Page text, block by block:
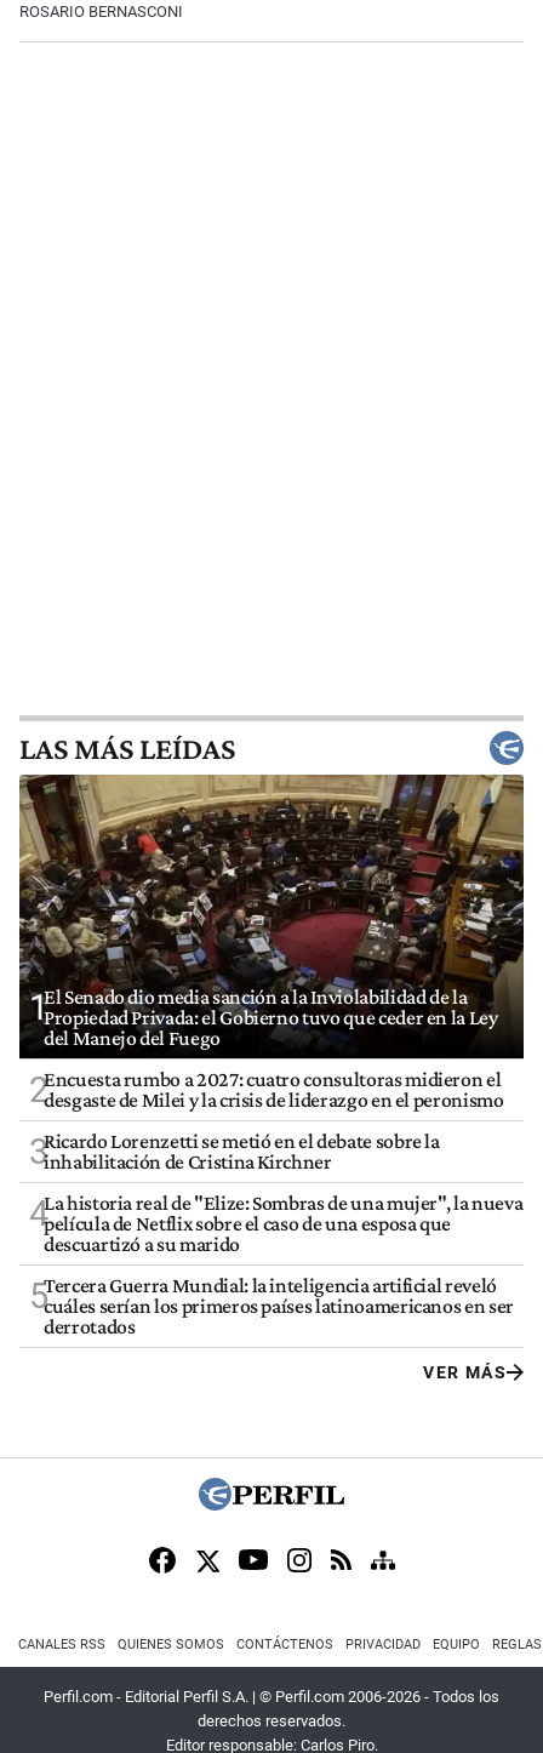
ROSARIO BERNASCONI
LAS MÁS LEÍDAS
1El Senado dio media sanción a la Inviolabilidad de la
Propiedad Privada: el Gobierno tuvo que ceder en la Ley
del Manejo del Fuego
2Encuesta rumbo a 2027: cuatro consultoras midieron el
desgaste de Milei y la crisis de liderazgo en el peronismo
3Ricardo Lorenzetti se metió en el debate sobre la
inhabilitación de Cristina Kirchner
4La historia real de "Elize: Sombras de una mujer", la nueva
película de Netflix sobre el caso de una esposa que
descuartizó a su marido
5Tercera Guerra Mundial: la inteligencia artificial reveló
cuáles serían los primeros países latinoamericanos en ser
derrotados
VER MÁS
CANALES RSS QUIENES SOMOS CONTÁCTENOS PRIVACIDAD EQUIPO
Perfil.com - Editorial Perfil S.A. | © Perfil.com 2006-2026 - Todos los
derechos reservados.
Editor responsable: Carlos Piro.